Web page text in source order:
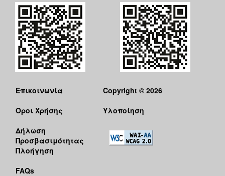
Επικοινωνία
Όροι Χρήσης
Δήλωση
Προσβασιμότητας
Πλοήγηση
FAQs
Copyright © 2026
Υλοποίηση